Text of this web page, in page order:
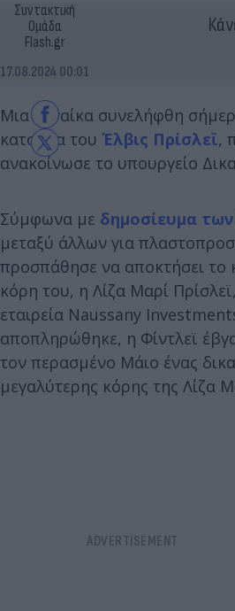
Συντακτική
Ομάδα
Flash.gr
17.08.2024 00:01
Μια γυναίκα συνελήφθη
κατοικία του Έλβις Πρίσλεϊ,
ανακοίνωσε το υπουργείο
Σύμφωνα με δημοσίευμα
μεταξύ άλλων για
προσπάθησε να αποκτήσει το
κόρη του, η Λίζα Μαρί
εταιρεία Naussany
αποπληρώθηκε, η Φίντλεϊ
τον περασμένο Μάιο ένας
μεγαλύτερης κόρης της Λίζα